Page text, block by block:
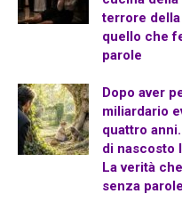
terrore
quello che
parole
Dopo aver
miliardario
quattro
di nascosto
La verità
senza